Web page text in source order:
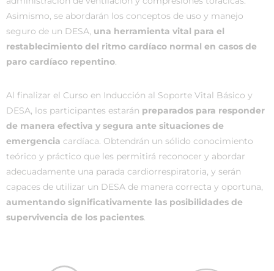
Asimismo, se abordarán los conceptos de uso y manejo
seguro de un DESA, una herramienta vital para el
restablecimiento del ritmo cardíaco normal en casos de
paro cardíaco repentino.
Al finalizar el Curso en Inducción al Soporte Vital Básico y
DESA, los participantes estarán preparados para responder
de manera efectiva y segura ante situaciones de
emergencia cardíaca. Obtendrán un sólido conocimiento
teórico y práctico que les permitirá reconocer y abordar
adecuadamente una parada cardiorrespiratoria, y serán
capaces de utilizar un DESA de manera correcta y oportuna,
aumentando significativamente las posibilidades de
supervivencia de los pacientes.